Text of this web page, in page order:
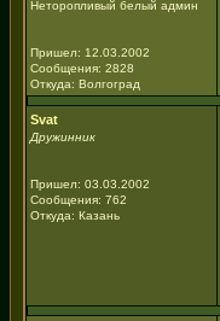
Неторопливый белый админ
Пришел: 12.03.2002
Сообщения: 2828
Откуда: Волгоград
Svat
Дружинник
Пришел: 03.03.2002
Сообщения: 762
Откуда: Казань